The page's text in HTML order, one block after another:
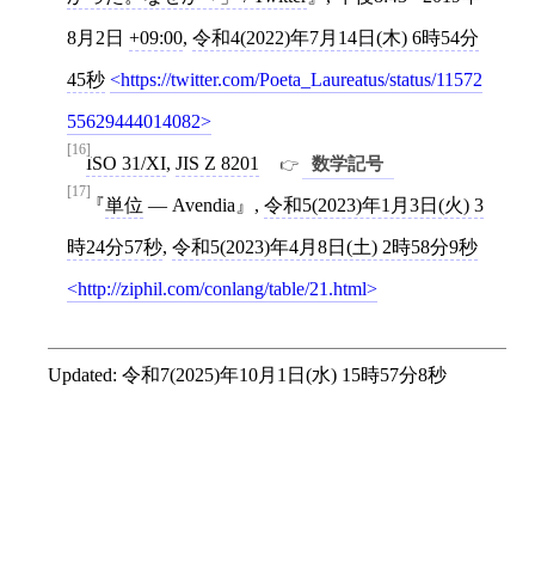
8月2日 +09:00, 令和4(2022)年7月14日(木) 6時54分
45秒 https://twitter.com/Poeta_Laureatus/status/11572
55629444014082
[16]
ISO 31/XI, JIS Z 8201 数学記号
[17]
単位 — Avendia , 令和5(2023)年1月3日(火) 3
時24分57秒, 令和5(2023)年4月8日(土) 2時58分9秒
http://ziphil.com/conlang/table/21.html
Updated: 令和7(2025)年10月1日(水) 15時57分8秒